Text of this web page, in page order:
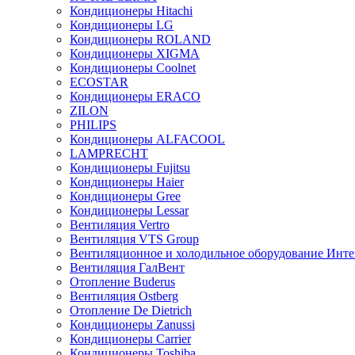
Кондиционеры Hitachi
Кондиционеры LG
Кондиционеры ROLAND
Кондиционеры XIGMA
Кондиционеры Coolnet
ECOSTAR
Кондиционеры ERACO
ZILON
PHILIPS
Кондиционеры ALFACOOL
LAMPRECHT
Кондиционеры Fujitsu
Кондиционеры Haier
Кондиционеры Gree
Кондиционеры Lessar
Вентиляция Vertro
Вентиляция VTS Group
Вентиляционное и холодильное оборудование
Вентиляция ГалВент
Отопление Buderus
Вентиляция Ostberg
Отопление De Dietrich
Кондиционеры Zanussi
Кондиционеры Carrier